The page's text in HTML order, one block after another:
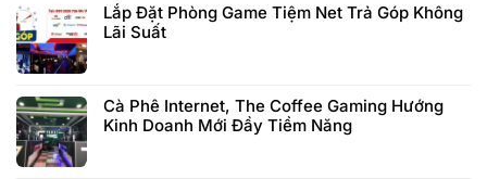
Lắp Đặt Phòng Game Tiệm Net Trả Góp Không
Lãi Suất
Cà Phê Internet, The Coffee Gaming Hướng
Kinh Doanh Mới Đầy Tiềm Năng